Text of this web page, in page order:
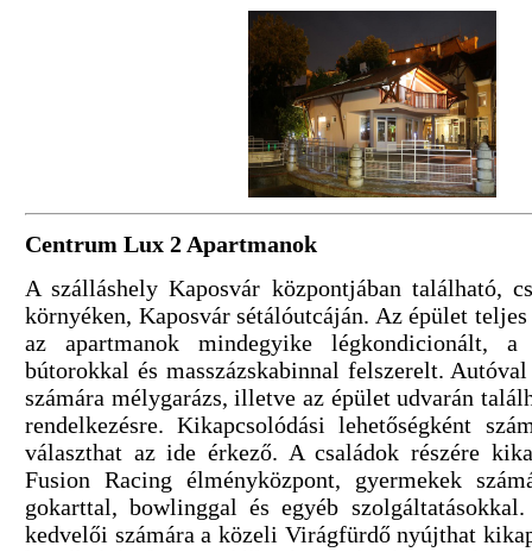
Centrum Lux 2 Apartmanok
A szálláshely Kaposvár központjában található,
környéken, Kaposvár sétálóutcáján. Az épület
az apartmanok mindegyike légkondicionált, a
bútorokkal és masszázskabinnal felszerelt.
számára mélygarázs, illetve az épület udvarán
rendelkezésre. Kikapcsolódási lehetőségként
választhat az ide érkező. A családok részére
Fusion Racing élményközpont, gyermekek
gokarttal, bowlinggal és egyéb
kedvelői számára a közeli Virágfürdő nyújthat